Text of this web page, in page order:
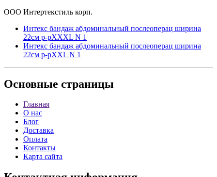
ООО Интертекстиль корп.
Интекс бандаж абдоминальный послеоперац ширина
22см р-рXXXL N 1
Интекс бандаж абдоминальный послеоперац ширина
22см р-рXXL N 1
Основные страницы
Главная
О нас
Блог
Доставка
Оплата
Контакты
Карта сайта